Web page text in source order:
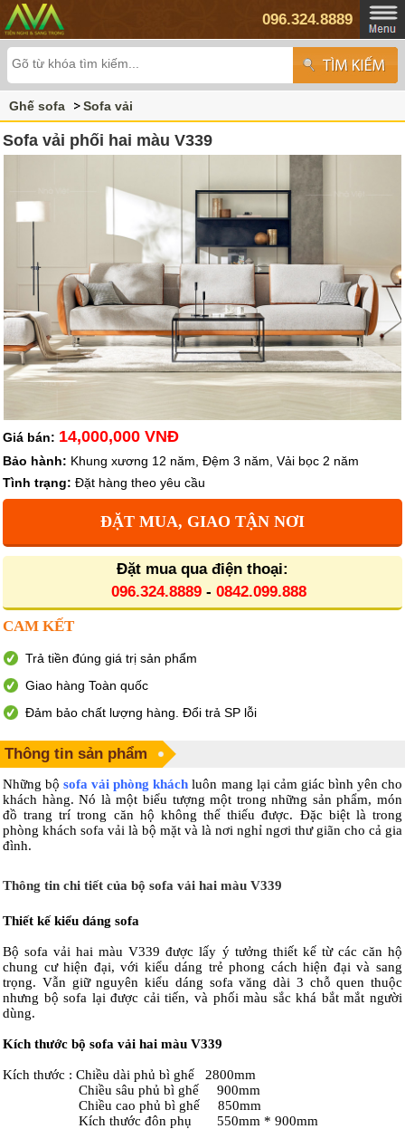
096.324.8889
Ghế sofa Sofa vải
Sofa vải phối hai màu V339
Giá bán: 14,000,000 VNĐ
Bảo hành: Khung xương 12 năm, Đệm 3 năm, Vải bọc 2 năm
Tình trạng: Đặt hàng theo yêu cầu
ĐẶT MUA, GIAO TẬN NƠI
Đặt mua qua điện thoại:
096.324.8889- 0842.099.888
CAM KẾT
Trả tiền đúng giá trị sản phẩm
Giao hàng Toàn quốc
Đảm bảo chất lượng hàng. Đổi trả SP lỗi
Thông tin sản phẩm
Những bộsofa vải phòng khách luôn mang lại cảm giác bình yên cho
khách hàng. Nó là một biểu tượng một trong những sản phẩm, món
đồ trang trí trong căn hộ không thể thiếu được. Đặc biệt là trong
phòng khách sofa vải là bộ mặt và là nơi nghỉ ngơi thư giãn cho cả gia
đình.
Thông tin chi tiết của bộ sofa vải hai màu V339
Thiết kế kiểu dáng sofa
Bộ sofa vải hai màu V339 được lấy ý tưởng thiết kế từ các căn hộ
chung cư hiện đại, với kiểu dáng trẻ phong cách hiện đại và sang
trọng. Vẫn giữ nguyên kiểu dáng sofa văng dài 3 chỗ quen thuộc
nhưng bộ sofa lại được cải tiến, và phối màu sắc khá bắt mắt người
dùng.
Kích thước bộ sofa vải hai màu V339
Kích thước : Chiều dài phủ bì ghế 2800mm
Chiều sâu phủ bì ghế 900mm
Chiều cao phủ bì ghế 850mm
Kích thước đôn phụ 550mm * 900mm